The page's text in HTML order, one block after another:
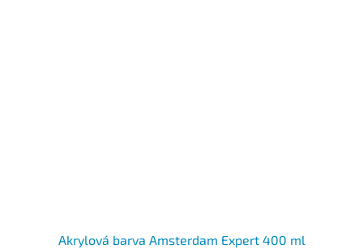
Akrylová barva Amsterdam Expert 400 ml